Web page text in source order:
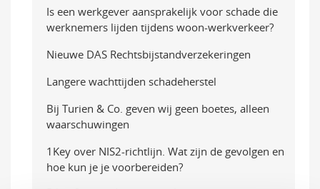
Is een werkgever aansprakelijk voor schade die
werknemers lijden tijdens woon-werkverkeer?
Nieuwe DAS Rechtsbijstandverzekeringen
Langere wachttijden schadeherstel
Bij Turien & Co. geven wij geen boetes, alleen
waarschuwingen
1Key over NIS2-richtlijn. Wat zijn de gevolgen en
hoe kun je je voorbereiden?